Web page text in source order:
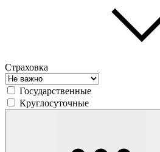
Страховка
Государственные
Круглосуточные